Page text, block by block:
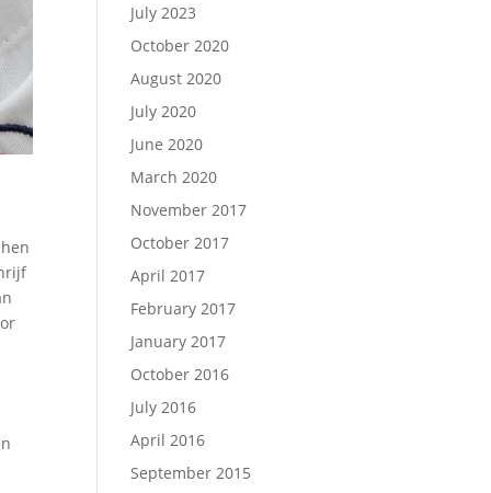
July 2023
October 2020
August 2020
July 2020
June 2020
March 2020
November 2017
October 2017
April 2017
February 2017
January 2017
October 2016
July 2016
April 2016
September 2015